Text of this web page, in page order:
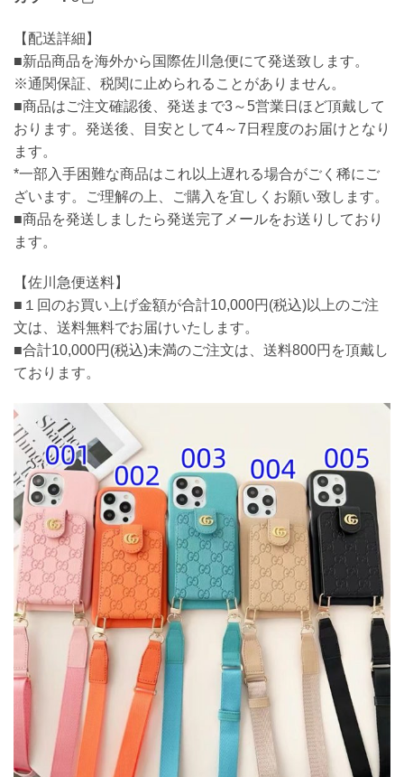
【配送詳細】
■新品商品を海外から国際佐川急便にて発送致します。
※通関保証、税関に止められることがありません。
■商品はご注文確認後、発送まで3～5営業日ほど頂戴して
おります。発送後、目安として4～7日程度のお届けとなり
ます。
*一部入手困難な商品はこれ以上遅れる場合がごく稀にご
ざいます。ご理解の上、ご購入を宜しくお願い致します。
■商品を発送しましたら発送完了メールをお送りしており
ます。
【佐川急便送料】
■１回のお買い上げ金額が合計10,000円(税込)以上のご注
文は、送料無料でお届けいたします。
■合計10,000円(税込)未満のご注文は、送料800円を頂戴し
ております。